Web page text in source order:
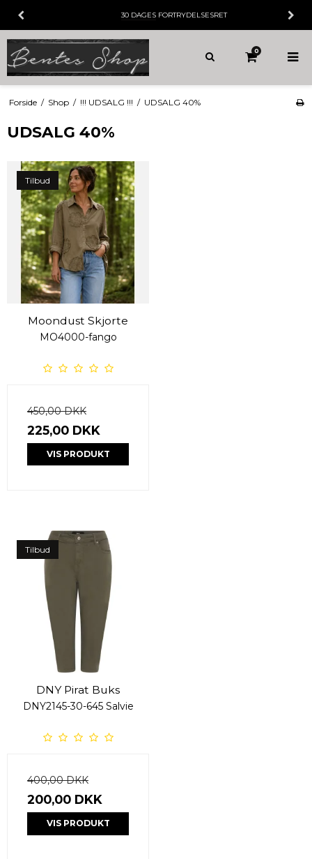
30 DAGESFORTRYDELSESRET
0
Forside / Shop / !!! UDSALG !!! / UDSALG 40%
UDSALG 40%
Tilbud
Moondust Skjorte
MO4000-fango
450,00 DKK
225,00 DKK
VIS PRODUKT
Tilbud
DNY Pirat Buks
DNY2145-30-645 Salvie
400,00 DKK
200,00 DKK
VIS PRODUKT